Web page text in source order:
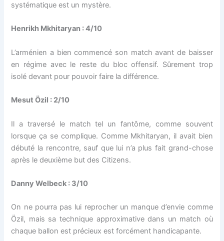
systématique est un mystère.
Henrikh Mkhitaryan : 4/10
L’arménien a bien commencé son match avant de baisser
en régime avec le reste du bloc offensif. Sûrement trop
isolé devant pour pouvoir faire la différence.
Mesut Özil : 2/10
Il a traversé le match tel un fantôme, comme souvent
lorsque ça se complique. Comme Mkhitaryan, il avait bien
débuté la rencontre, sauf que lui n’a plus fait grand-chose
après le deuxième but des Citizens.
Danny Welbeck : 3/10
On ne pourra pas lui reprocher un manque d’envie comme
Özil, mais sa technique approximative dans un match où
chaque ballon est précieux est forcément handicapante.